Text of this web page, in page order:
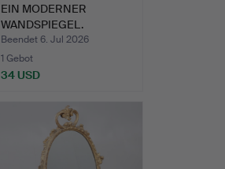
EIN MODERNER
WANDSPIEGEL.
Beendet 6. Jul 2026
1 Gebot
34 USD